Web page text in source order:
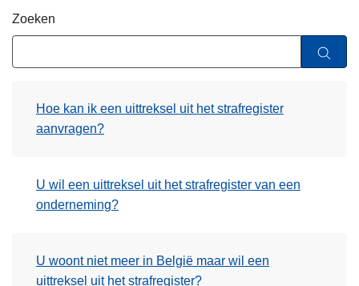
Zoeken
Hoe kan ik een uittreksel uit het strafregister
aanvragen?
U wil een uittreksel uit het strafregister van een
onderneming?
U woont niet meer in België maar wil een
uittreksel uit het strafregister?